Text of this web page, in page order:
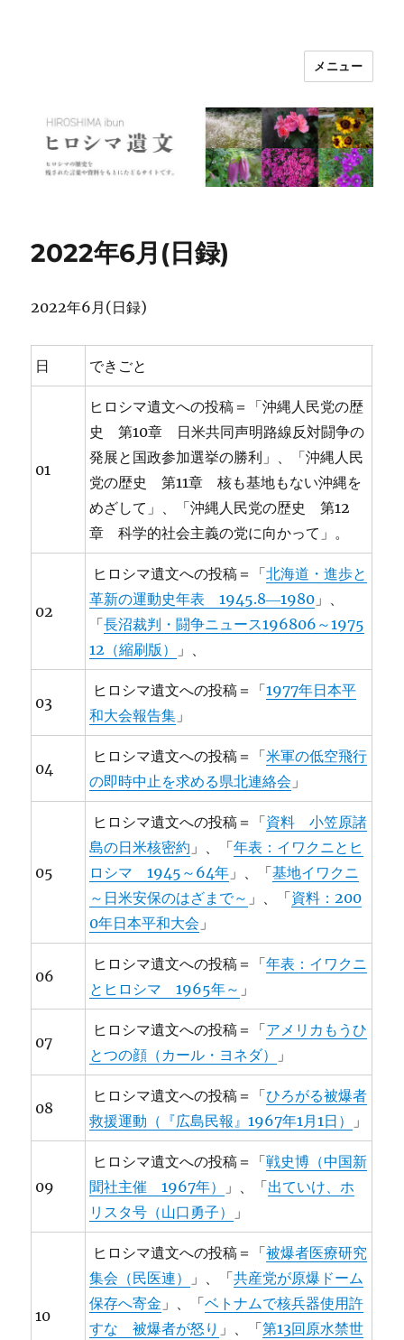
メニュー
2022年6月(日録)
2022年6月(日録)
日 できごと
01
ヒロシマ遺文への投稿＝「沖縄人民党の歴
史 第10章 日米共同声明路線反対闘争の
発展と国政参加選挙の勝利」、「沖縄人民
党の歴史 第11章 核も基地もない沖縄を
めざして」、「沖縄人民党の歴史 第12
章 科学的社会主義の党に向かって」。
02
ヒロシマ遺文への投稿＝「北海道・進歩と
革新の運動史年表 1945.8―1980 」、
「長沼裁判・闘争ニュース196806～1975
12（縮刷版）
」、
03
ヒロシマ遺文への投稿＝「1977年日本平
和大会報告集 」
04
ヒロシマ遺文への投稿＝「米軍の低空飛行
の即時中止を求める県北連絡会 」
05
ヒロシマ遺文への投稿＝「資料 小笠原諸
島の日米核密約 」、「年表：イワクニとヒ
ロシマ 1945～64年 」、「基地イワクニ
～日米安保のはざまで～ 」、「資料：200
0年日本平和大会 」
06
ヒロシマ遺文への投稿＝「年表：イワクニ
とヒロシマ 1965年～ 」
07
ヒロシマ遺文への投稿＝「アメリカもうひ
とつの顔（カール・ヨネダ）
」
08
ヒロシマ遺文への投稿＝「ひろがる被爆者
救援運動（『広島民報』1967年1月1日）
」
09
ヒロシマ遺文への投稿＝「戦史博（中国新
聞社主催 1967年）
」、「出ていけ、ホ
リスタ号（山口勇子）
」
10
ヒロシマ遺文への投稿＝「被爆者医療研究
集会（民医連）
」、「共産党が原爆ドーム
保存へ寄金 」、「ベトナムで核兵器使用許
すな 被爆者が怒り 」、「第13回原水禁世